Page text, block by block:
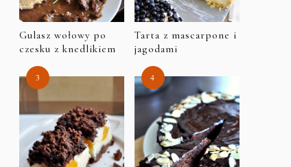
Gulasz wołowy po
czesku z knedlikiem
Tarta z mascarpone i
jagodami